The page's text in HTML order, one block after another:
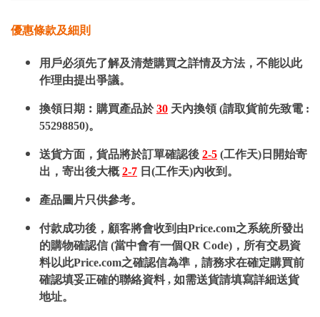
優惠條款及細則
用戶必須先了解及清楚購買之詳情及方法，不能以此
作理由提出爭議。
換領日期︰購買產品於30 天內換領 (請取貨前先致電 :
55298850)。
送貨方面，貨品將於訂單確認後 2-5 (工作天)日開始寄
出，寄出後大概2-7 日(工作天)內收到。
產品圖片只供參考。
付款成功後，顧客將會收到由Price.com之系統所發出
的購物確認信 (當中會有一個QR Code)，所有交易資
料以此Price.com之確認信為準，請務求在確定購買前
確認填妥正確的聯絡資料 , 如需送貨請填寫詳細送貨
地址。